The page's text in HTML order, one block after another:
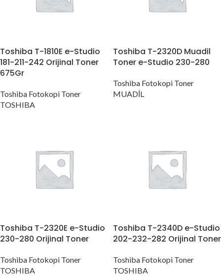
Toshiba T-1810E e-Studio
181-211-242 Orijinal Toner
675Gr
Toshiba Fotokopi Toner
TOSHIBA
Toshiba T-2320D Muadil
Toner e-Studio 230-280
Toshiba Fotokopi Toner
MUADİL
Toshiba T-2320E e-Studio
230-280 Orijinal Toner
Toshiba Fotokopi Toner
TOSHIBA
Toshiba T-2340D e-Studio
202-232-282 Orijinal Toner
Toshiba Fotokopi Toner
TOSHIBA